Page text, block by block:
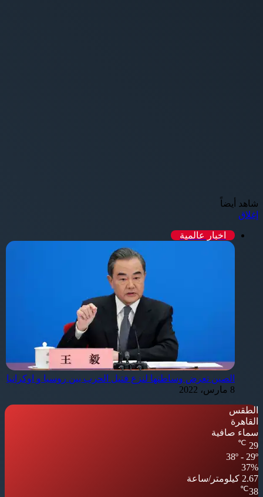
شاهد أيضاً
إغلاق
اخبار عالمية
الصين تعرض وساطتها لنزع فتيل الحرب بين روسيا و اوكرانيا
8 مارس، 2022
الطقس
القاهرة
سماء صافية
29
℃
38º - 29º
37%
2.67 كيلومتر/ساعة
38
℃